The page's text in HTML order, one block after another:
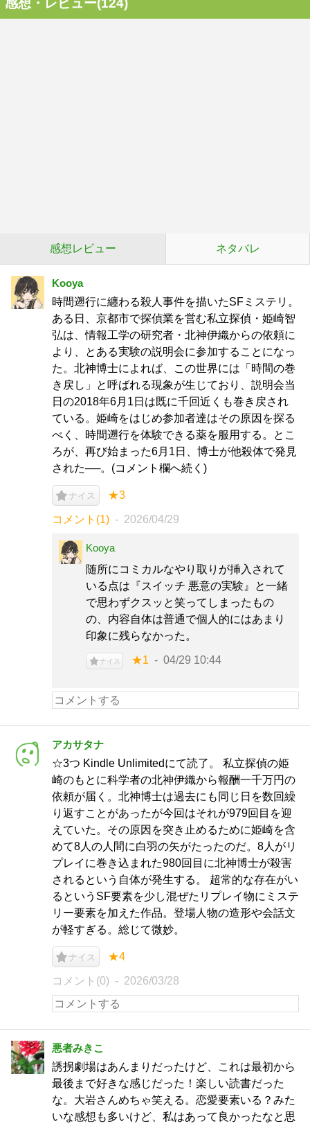
感想・レビュー(124)
感想レビュー ネタバレ
Kooya
時間遡行に纏わる殺人事件を描いたSFミステリ。
ある日、京都市で探偵業を営む私立探偵・姫崎智
弘は、情報工学の研究者・北神伊織からの依頼に
より、とある実験の説明会に参加することになっ
た。北神博士によれば、この世界には「時間の巻
き戻し」と呼ばれる現象が生じており、説明会当
日の2018年6月1日は既に千回近くも巻き戻され
ている。姫崎をはじめ参加者達はその原因を探る
べく、時間遡行を体験できる薬を服用する。とこ
ろが、再び始まった6月1日、博士が他殺体で発見
された──。(コメント欄へ続く)
ナイス ★3
コメント(1) 2026/04/29
Kooya
随所にコミカルなやり取りが挿入されて
いる点は『スイッチ 悪意の実験』と一緒
で思わずクスッと笑ってしまったもの
の、内容自体は普通で個人的にはあまり
印象に残らなかった。
ナイス ★1 04/29 10:44
アカサタナ
☆3つ Kindle Unlimitedにて読了。 私立探偵の姫
崎のもとに科学者の北神伊織から報酬一千万円の
依頼が届く。北神博士は過去にも同じ日を数回繰
り返すことがあったが今回はそれが979回目を迎
えていた。その原因を突き止めるために姫崎を含
めて8人の人間に白羽の矢がたったのだ。8人がリ
プレイに巻き込まれた980回目に北神博士が殺害
されるという自体が発生する。 超常的な存在がい
るというSF要素を少し混ぜたリプレイ物にミステ
リー要素を加えた作品。登場人物の造形や会話文
が軽すぎる。総じて微妙。
ナイス ★4
コメント(0) 2026/03/28
悪者みきこ
誘拐劇場はあんまりだったけど、これは最初から
最後まで好きな感じだった！楽しい読書だった
な。大岩さんめちゃ笑える。恋愛要素いる？みた
いな感想も多いけど、私はあって良かったなと思